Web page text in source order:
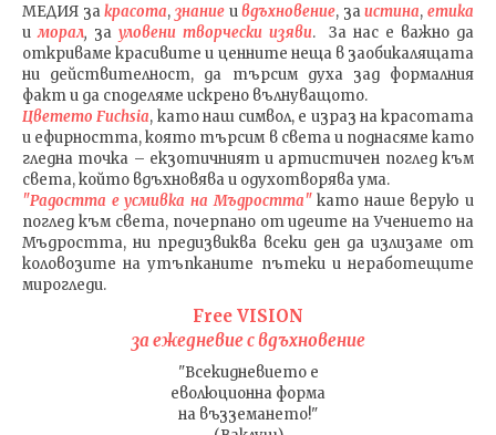
МЕДИЯ закрасота, знаниеивдъхновение, заистина, етика
иморал, за уловени творчески изяви. За нас е важно да
откриваме красивите и ценните неща в заобикалящата
ни действителност, да търсим духа зад формалния
факт и да споделяме искрено вълнуващото.
Цветето Fuchsia, като наш символ, е израз на красотата
и ефирността, която търсим в света и поднасяме като
гледна точка – екзотичният и артистичен поглед към
света, който вдъхновява и одухотворява ума.
"Радостта е усмивка на Мъдростта"като наше верую и
поглед към света, почерпано от идеите на Учението на
Мъдростта, ни предизвиква всеки ден да излизаме от
коловозите на утъпканите пътеки и неработещите
мирогледи.
Free VISION
за ежедневие с вдъхновение
"Всекидневието е
еволюционна форма
на възземането!"